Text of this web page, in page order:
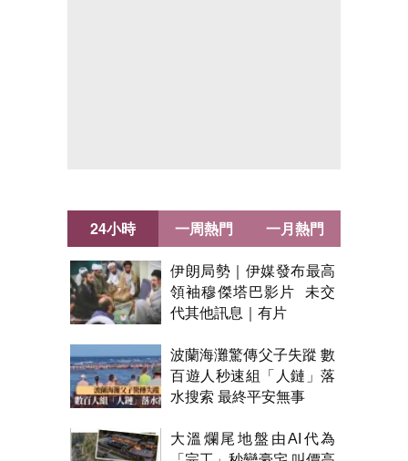
24小時
伊朗局勢｜伊媒發布最高
領袖穆傑塔巴影片 未交
代其他訊息｜有片
波蘭海灘驚傳父子失蹤 數
百遊人秒速組「人鏈」落
水搜索 最終平安無事
大溫爛尾地盤由AI代為
一周熱門 一月熱門